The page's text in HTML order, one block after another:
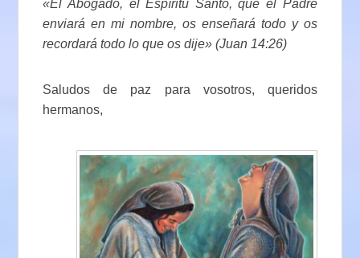
«El Abogado, el Espíritu Santo, que el Padre
enviará en mi nombre, os enseñará todo y os
recordará todo lo que os dije» (Juan 14:26)
Saludos de paz para vosotros, queridos
hermanos,